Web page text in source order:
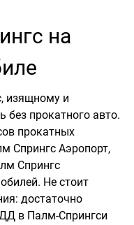
на
изящному и
без прокатного авто.
прокатных
Спрингс Аэропорт,
Спрингс
Не стоит
достаточно
в Палм-Спрингси